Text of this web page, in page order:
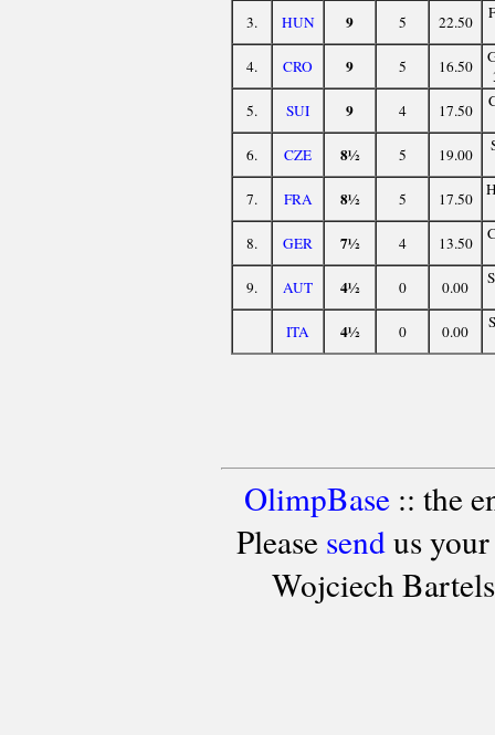
3. HUN 9 5 22.50
4. CRO 9 5 16.50
5.
SUI 9 4 17.50
6. CZE 8½ 5 19.00
7. FRA 8½ 5 17.50
8. GER 7½ 4 13.50
9. AUT 4½ 0 0.00
ITA 4½ 0 0.00
OlimpBase:: the
Please sendus your
Wojciech